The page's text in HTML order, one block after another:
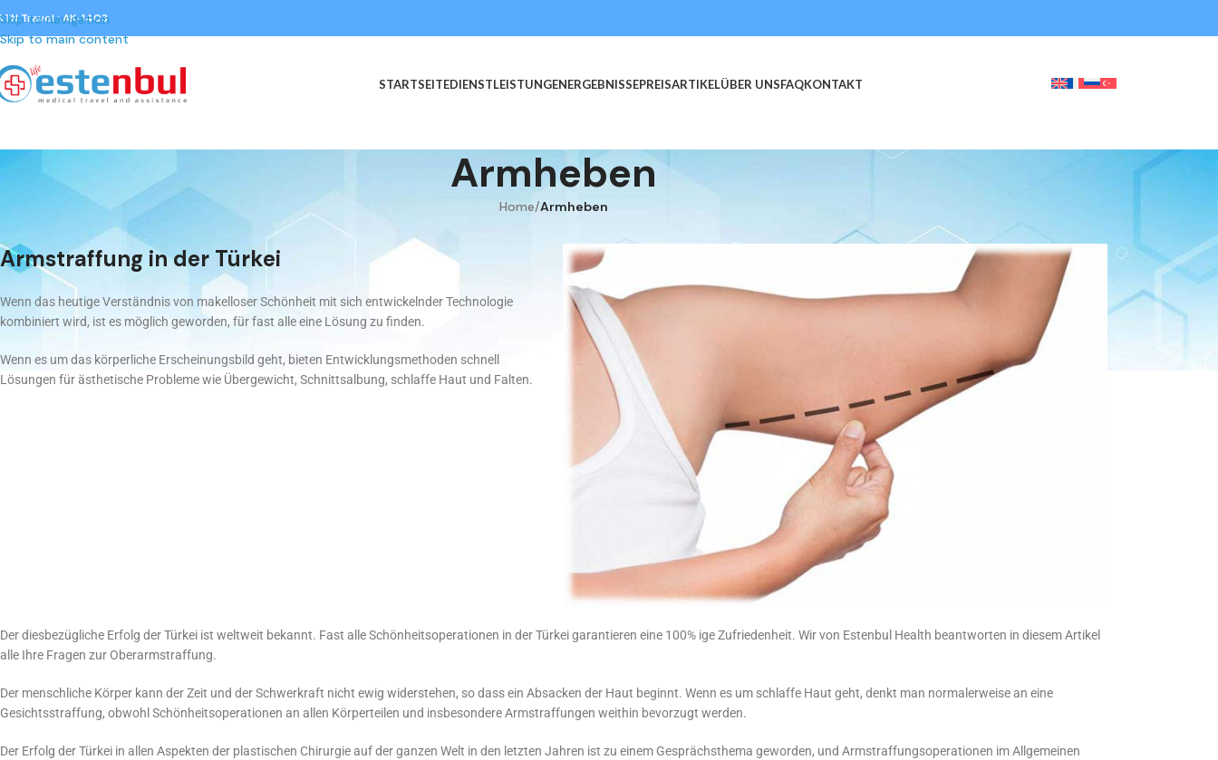
Skip to navigation
Skip to main content
Travel : AK-1403
STARTSEITEDIENSTLEISTUNGENERGEBNISSEPREISARTIKELÜBER UNSFAQKONTAKT
Armheben
Home/Armheben
Armstraffung in der Türkei
Wenn das heutige Verständnis von makelloser Schönheit mit sich entwickelnder Technologie
kombiniert wird, ist es möglich geworden, für fast alle eine Lösung zu finden.
Wenn es um das körperliche Erscheinungsbild geht, bieten Entwicklungsmethoden schnell
Lösungen für ästhetische Probleme wie Übergewicht, Schnittsalbung, schlaffe Haut und Falten.
Der diesbezügliche Erfolg der Türkei ist weltweit bekannt. Fast alle Schönheitsoperationen in der Türkei garantieren eine 100% ige Zufriedenheit. Wir von Estenbul Health beantworten in diesem Artikel
alle Ihre Fragen zur Oberarmstraffung.
Der menschliche Körper kann der Zeit und der Schwerkraft nicht ewig widerstehen, so dass ein Absacken der Haut beginnt. Wenn es um schlaffe Haut geht, denkt man normalerweise an eine
Gesichtsstraffung, obwohl Schönheitsoperationen an allen Körperteilen und insbesondere Armstraffungen weithin bevorzugt werden.
Der Erfolg der Türkei in allen Aspekten der plastischen Chirurgie auf der ganzen Welt in den letzten Jahren ist zu einem Gesprächsthema geworden, und Armstraffungsoperationen im Allgemeinen